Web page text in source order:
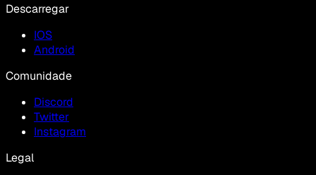
Descarregar
IOS
Android
Comunidade
Discord
Twitter
Instagram
Legal